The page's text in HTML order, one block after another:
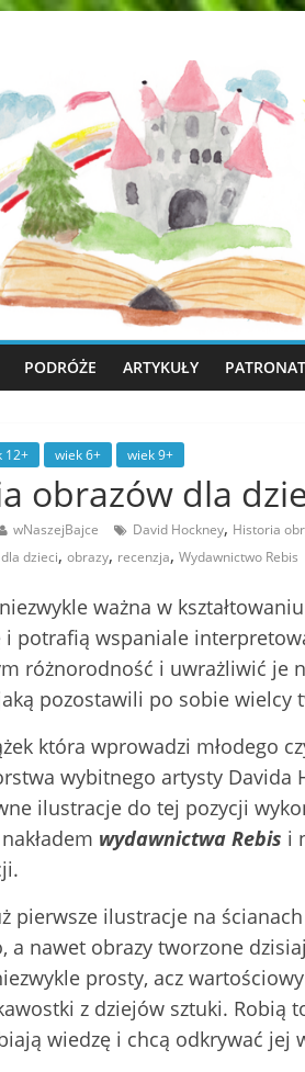
PODRÓŻE ARTYKUŁY PATRONAT
12+ wiek 6+ wiek 9+
obrazów dla
wNaszejBajce David Hockney, Historia
dzieci, obrazy, recenzja, Wydawnictwo Rebis
ważna w
potrafią wspaniale
różnorodność i uwrażliwić je
pozostawili po sobie wielcy
która wprowadzi młodego
wybitnego artysty Davida
ilustracje do tej pozycji
wydawnictwa Rebis i
pierwsze ilustracje na
a nawet obrazy tworzone
prosty, acz
z dziejów sztuki. Robią
wiedzę i chcą odkrywać jej